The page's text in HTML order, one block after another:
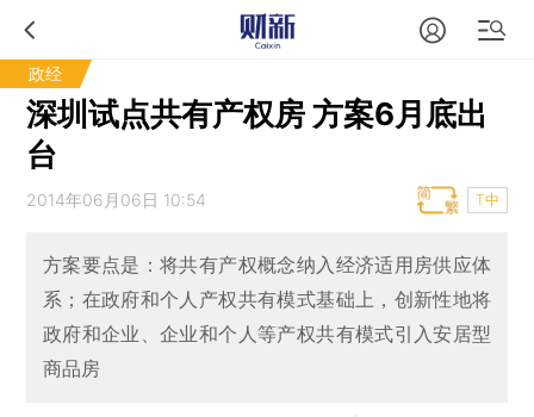
政经
深圳试点共有产权房 方案6月底出
台
2014年06月06日 10:54 T中
方案要点是：将共有产权概念纳入经济适用房供应体
系；在政府和个人产权共有模式基础上，创新性地将
政府和企业、企业和个人等产权共有模式引入安居型
商品房